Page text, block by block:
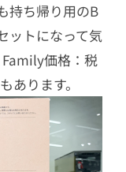
持ち帰り用のB
ットになって気
Family価格：税
あります。